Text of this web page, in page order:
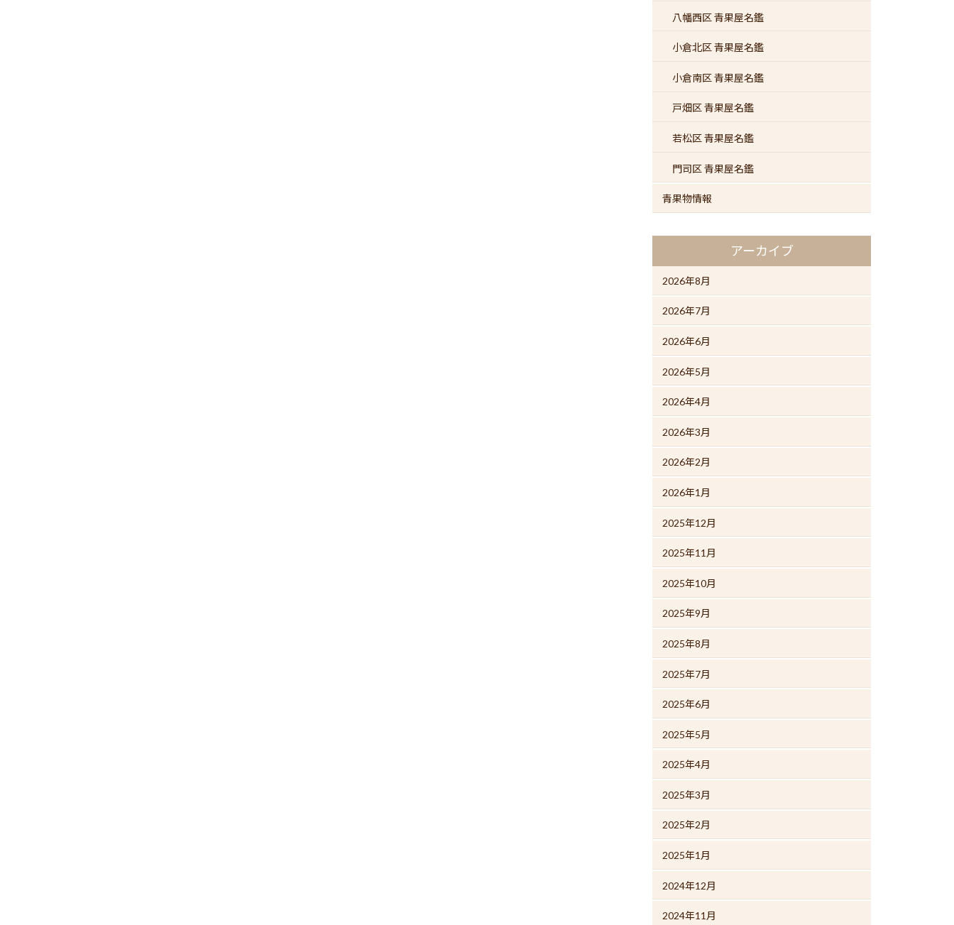
八幡西区 青果屋名鑑
小倉北区 青果屋名鑑
小倉南区 青果屋名鑑
戸畑区 青果屋名鑑
若松区 青果屋名鑑
門司区 青果屋名鑑
青果物情報
アーカイブ
2026年8月
2026年7月
2026年6月
2026年5月
2026年4月
2026年3月
2026年2月
2026年1月
2025年12月
2025年11月
2025年10月
2025年9月
2025年8月
2025年7月
2025年6月
2025年5月
2025年4月
2025年3月
2025年2月
2025年1月
2024年12月
2024年11月